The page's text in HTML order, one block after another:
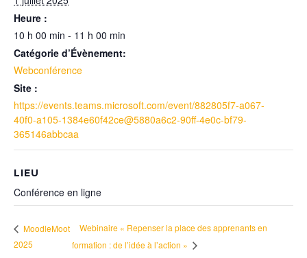
Heure :
10 h 00 min - 11 h 00 min
Catégorie d’Évènement:
Webconférence
Site :
https://events.teams.microsoft.com/event/882805f7-a067-
40f0-a105-1384e60f42ce@5880a6c2-90ff-4e0c-bf79-
365146abbcaa
LIEU
Conférence en ligne
MoodleMoot
2025
Webinaire « Repenser la place des apprenants en
formation : de l’idée à l’action »